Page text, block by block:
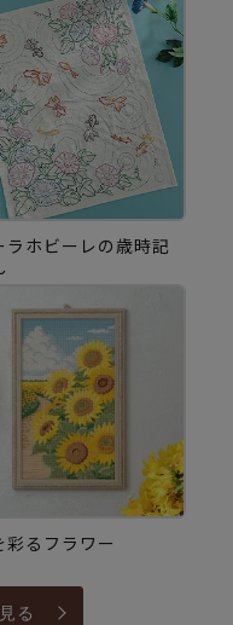
ラホビーレの歳時記
彩るフラワー
る